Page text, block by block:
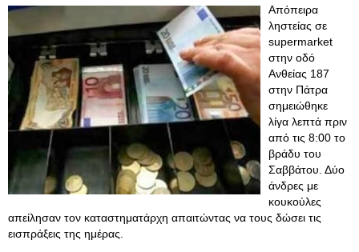
Απόπειρα
ληστείας σε
supermarket
στην οδό
Ανθείας 187
στην Πάτρα
σημειώθηκε
λίγα λεπτά πριν
από τις 8:00 το
βράδυ του
Σαββάτου. Δύο
άνδρες με
κουκούλες
απείλησαν τον καταστηματάρχη απαιτώντας να τους δώσει τις
εισπράξεις της ημέρας.